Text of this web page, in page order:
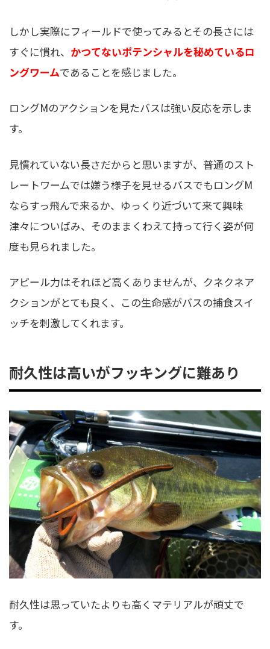
しかし実際にフィールドで使ってみるとその長さには
すぐに慣れ、 かつてないポテンシャルを秘めているロ
ングワームであることを感じました。
ロングMのアクションを見たバスは強い反応を示しま
す。
見慣れていない長さだからと思いますが、普通のスト
レートワームでは嫌う様子を見せるバスでもロングM
ならすっ飛んで来るか、ゆっくり近づいて来て興味
津々についばみ、そのままくわえて持って行く姿が何
度も見られました。
アピール力はそれほど高くありませんが、クネクネア
クションがとても良く、この生命感がバスの捕食スイ
ッチを刺激してくれます。
耐久性は高いがフッキングに難あり
耐久性は思っていたよりも高くマテリアルが頑丈で
す。